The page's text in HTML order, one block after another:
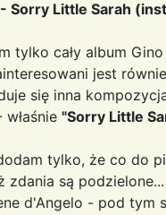
Sorry Little Sarah
tylko cały album
jest
się inna
"Sorry Little
tylko, że co do
zdania są
d'Angelo - pod tym